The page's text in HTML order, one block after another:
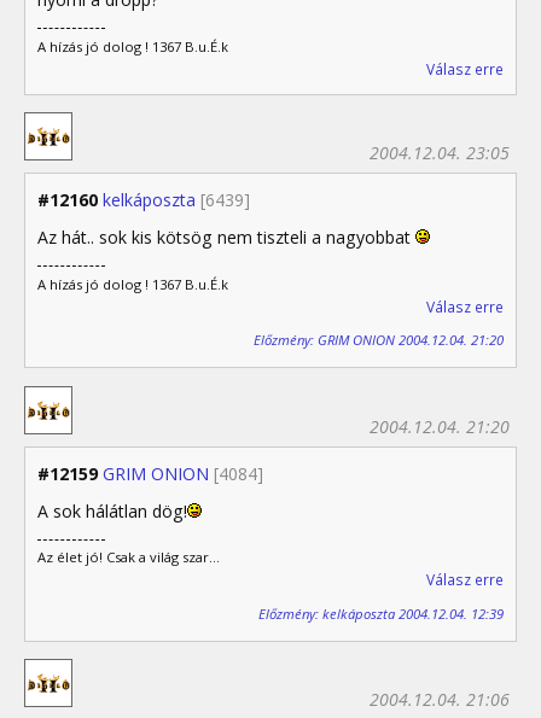
A hízás jó dolog ! 1367 B.u.É.k
Válasz erre
#12160 kelkáposzta [6439]
2004.12.04. 23:05
Az hát.. sok kis kötsög nem tiszteli a nagyobbat
A hízás jó dolog ! 1367 B.u.É.k
Válasz erre
Előzmény: GRIM ONION 2004.12.04. 21:20
#12159 GRIM ONION [4084]
2004.12.04. 21:20
A sok hálátlan dög!
Az élet jó! Csak a világ szar...
Válasz erre
Előzmény: kelkáposzta 2004.12.04. 12:39
2004.12.04. 21:06